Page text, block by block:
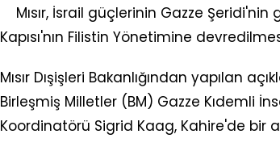
Mısır, İsrail güçlerinin Gazze Şeridi'nin
Kapısı'nın Filistin Yönetimine
Mısır Dışişleri Bakanlığından yapılan
Birleşmiş Milletler (BM) Gazze Kıdemli
Koordinatörü Sigrid Kaag, Kahire'de bir